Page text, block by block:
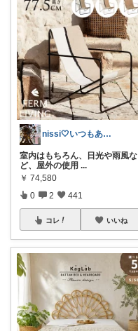
nissi🤍いつもありがとう🍀
室内はもちろん、日光や雨風な
ど、屋外の使用 ...
￥ 74,580
0 2 441
コレ いいね